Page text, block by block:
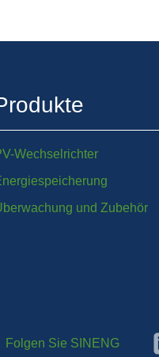
Wechselrichter
und Zubehör
Folgen Sie SINENG